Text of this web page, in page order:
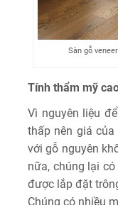
Sàn gỗ
Tính thẩm mỹ
Vì nguyên liệu
thấp nên giá
với gỗ nguyên
nữa, chúng lại
được lắp đặt
Chúng có nhiều